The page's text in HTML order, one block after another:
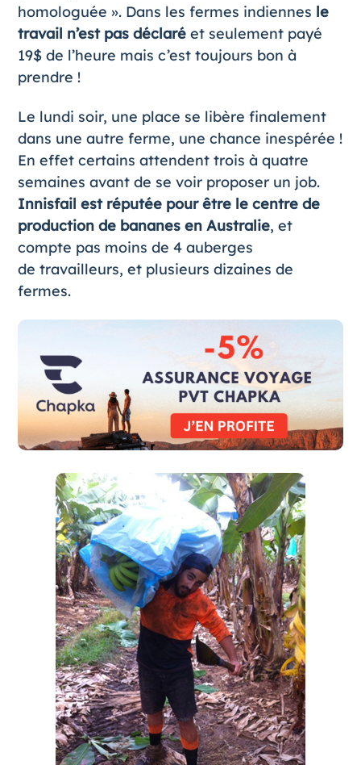
homologuée ». Dans les fermes indiennes le
travail n’est pas déclaréet seulement payé
19$ de l’heure mais c’est toujours bon à
prendre !
Le lundi soir, une place se libère finalement
dans une autre ferme, une chance inespérée !
En effet certains attendent trois à quatre
semaines avant de se voir proposer un job.
Innisfail est réputée pour être le centre de
production de bananes en Australie, et
compte pas moins de 4 auberges
de travailleurs, et plusieurs dizaines de
fermes.